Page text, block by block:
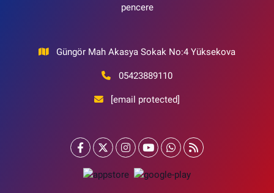
pencere
Güngör Mah Akasya Sokak No:4 Yüksekova
05423889110
[email protected]